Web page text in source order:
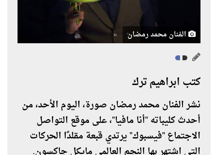
الفنان محمد رمضان
كتب ابراهيم ترك
نشر الفنان محمد رمضان صورة، اليوم الأحد، من
أحدث كليباته "أنا مافيا"، على موقع التواصل
الاجتماع "فيسبوك" يرتدي قبعة مقلدًا الحركات
التي اشتهر بها النجم العالمي مايكل جاكسون.